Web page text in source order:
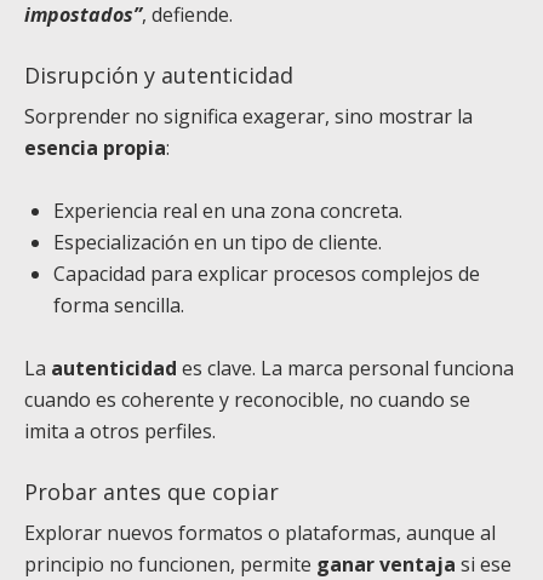
impostados”, defiende.
Disrupción y autenticidad
Sorprender no significa exagerar, sino mostrar la
esencia propia:
Experiencia real en una zona concreta.
Especialización en un tipo de cliente.
Capacidad para explicar procesos complejos de
forma sencilla.
La autenticidad es clave. La marca personal funciona
cuando es coherente y reconocible, no cuando se
imita a otros perfiles.
Probar antes que copiar
Explorar nuevos formatos o plataformas, aunque al
principio no funcionen, permite ganar ventaja si ese